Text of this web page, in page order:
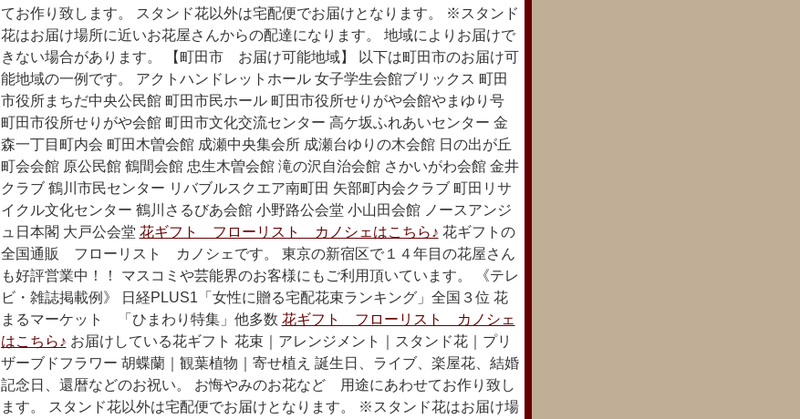
てお作り致します。 スタンド花以外は宅配便でお届けとなります。 ※スタンド
花はお届け場所に近いお花屋さんからの配達になります。 地域によりお届けで
きない場合があります。 【町田市 お届け可能地域】 以下は町田市のお届け可
能地域の一例です。 アクトハンドレットホール 女子学生会館ブリックス 町田
市役所まちだ中央公民館 町田市民ホール 町田市役所せりがや会館やまゆり号
町田市役所せりがや会館 町田市文化交流センター 高ケ坂ふれあいセンター 金
森一丁目町内会 町田木曽会館 成瀬中央集会所 成瀬台ゆりの木会館 日の出が丘
町会会館 原公民館 鶴間会館 忠生木曽会館 滝の沢自治会館 さかいがわ会館 金井
クラブ 鶴川市民センター リバブルスクエア南町田 矢部町内会クラブ 町田リサ
イクル文化センター 鶴川さるびあ会館 小野路公会堂 小山田会館 ノースアンジ
ュ日本閣 大戸公会堂 花ギフト フローリスト カノシェはこちら♪ 花ギフトの
全国通販 フローリスト カノシェです。 東京の新宿区で１４年目の花屋さん
も好評営業中！！ マスコミや芸能界のお客様にもご利用頂いています。 《テレ
ビ・雑誌掲載例》 日経PLUS1「女性に贈る宅配花束ランキング」全国３位 花
まるマーケット 「ひまわり特集」他多数 花ギフト フローリスト カノシェ
はこちら♪ お届けしている花ギフト 花束｜アレンジメント｜スタンド花｜プリ
ザーブドフラワー 胡蝶蘭｜観葉植物｜寄せ植え 誕生日、ライブ、楽屋花、結婚
記念日、還暦などのお祝い。 お悔やみのお花など 用途にあわせてお作り致し
ます。 スタンド花以外は宅配便でお届けとなります。 ※スタンド花はお届け場